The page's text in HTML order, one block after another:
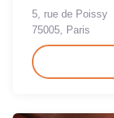
5, rue de Poissy
75005, Paris